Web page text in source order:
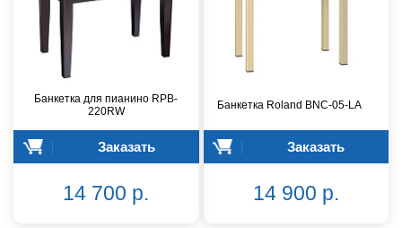
Банкетка для пианино RPB-
220RW
Заказать
14 700 р.
Банкетка Roland BNC-05-LA
Заказать
14 900 р.